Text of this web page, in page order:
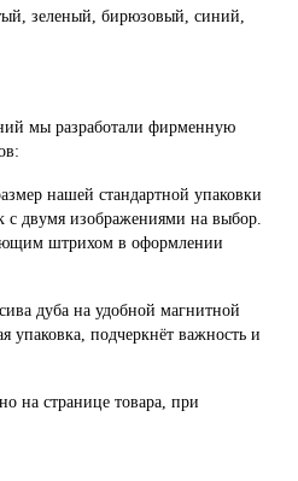
зеленый, бирюзовый, синий,
мы разработали фирменную
нашей стандартной упаковки
двумя изображениями на выбор.
штрихом в оформлении
дуба на удобной магнитной
упаковка, подчеркнёт важность и
на странице товара, при